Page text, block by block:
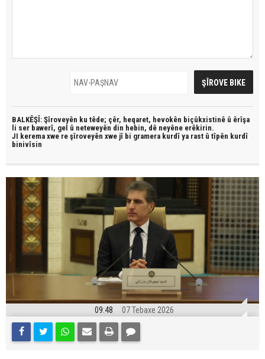
BALKÊŞÎ: Şîroveyên ku têde; çêr, heqaret, hevokên biçûkxistinê û êrîşa
li ser bawerî, gel û neteweyên din hebin, dê neyêne erêkirin.
JI kerema xwe re şîroveyên xwe jî bi gramera kurdî ya rast û tîpên kurdî
binivîsin
09:48 07 Tebaxe 2026